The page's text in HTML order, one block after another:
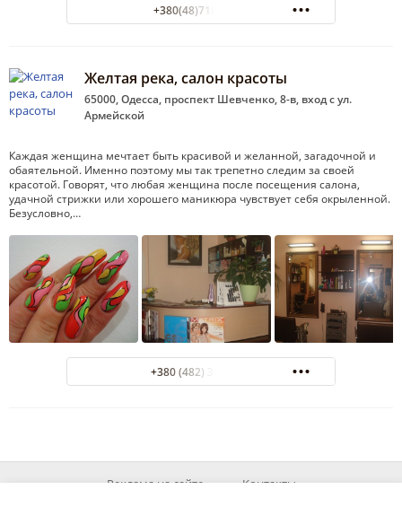
+380(48)718-69-70
Желтая река, салон красоты
65000, Одесса, проспект Шевченко, 8-в, вход с ул.
Армейской
Каждая женщина мечтает быть красивой и желанной, загадочной и
обаятельной. Именно поэтому мы так трепетно следим за своей
красотой. Говорят, что любая женщина после посещения салона,
удачной стрижки или хорошего маникюра чувствует себя окрыленной.
Безусловно,…
+380 (482) 33-36-95
Реклама на сайте Контакты